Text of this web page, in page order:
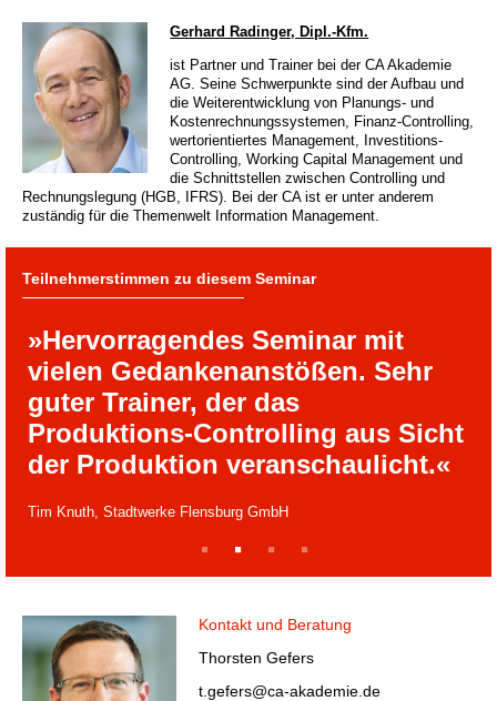
Gerhard Radinger, Dipl.-Kfm.
ist Partner und Trainer bei der CA Akademie
AG. Seine Schwerpunkte sind der Aufbau und
die Weiterentwicklung von Planungs- und
Kostenrechnungssystemen, Finanz-Controlling,
wertorientiertes Management, Investitions-
Controlling, Working Capital Management und
die Schnittstellen zwischen Controlling und
Rechnungslegung (HGB, IFRS). Bei der CA ist er unter anderem
zuständig für die Themenwelt Information Management.
Teilnehmerstimmen zu diesem Seminar
»Hervorragendes Seminar mit
vielen Gedankenanstößen. Sehr
guter Trainer, der das
Produktions-Controlling aus Sicht
der Produktion veranschaulicht.«
Tim Knuth, Stadtwerke Flensburg GmbH
1 2 3 4
Kontakt und Beratung
Thorsten Gefers
t.gefers@ca-akademie.de